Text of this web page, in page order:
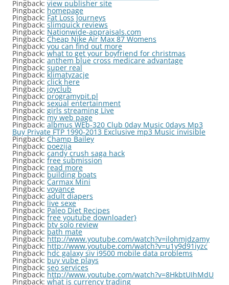
Pingback: view publisher site
Pingback: homepage
Pingback: Fat Loss Journeys
Pingback: slimquick reviews
Pingback: Nationwide-appraisals.com
Pingback: Cheap Nike Air Max 87 Womens
Pingback: you can find out more
Pingback: what to get your boyfriend for christmas
Pingback: anthem blue cross medicare advantage
Pingback: super real
Pingback: klimatyzacje
Pingback: click here
Pingback: joyclub
Pingback:programypit.pl
Pingback: sexual entertainment
Pingback: girls streaming Live
Pingback: my web page
Pingback: albmus WEb-320 Club 0day Music 0days Mp3
Buy Private FTP 1990-2013 Exclusive mp3 Music invisible
Pingback:Champ Bailey
Pingback: poezija
Pingback: candy crush saga hack
Pingback: free submission
Pingback: read more
Pingback: building boats
Pingback: Carmax Mini
Pingback: voyance
Pingback: adult diapers
Pingback: live sexe
Pingback: Paleo Diet Recipes
Pingback: free youtube downloader}
Pingback: btv solo review
Pingback: bath mate
Pingback: http://www.youtube.com/watch?v=ilohmjdzamy
Pingback: http://www.youtube.com/watch?v=u1y9d91iyzc
Pingback: hdc galaxy siv i9500 mobile data problems
Pingback: buy vube plays
Pingback: seo services
Pingback: http://www.youtube.com/watch?v=8HkbtUIhMdU
Pingback: what is currency trading